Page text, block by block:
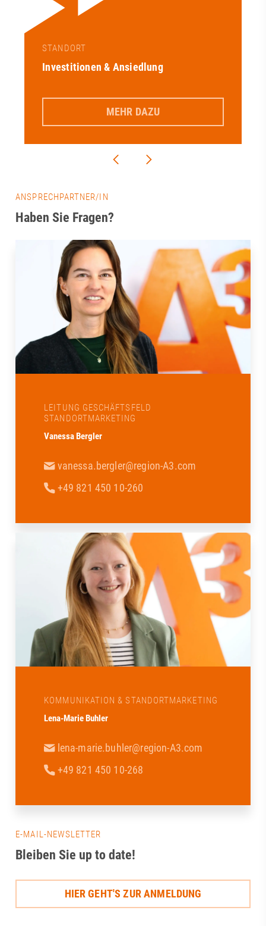
STANDORT
Investitionen & Ansiedlung
MEHR DAZU
ANSPRECHPARTNER/IN
Haben Sie Fragen?
LEITUNG GESCHÄFTSFELD
STANDORTMARKETING
Vanessa Bergler
vanessa.bergler@region-A3.com
+49 821 450 10-260
KOMMUNIKATION & STANDORTMARKETING
Lena-Marie Buhler
lena-marie.buhler@region-A3.com
+49 821 450 10-268
E-MAIL-NEWSLETTER
Bleiben Sie up to date!
HIER GEHT'S ZUR ANMELDUNG